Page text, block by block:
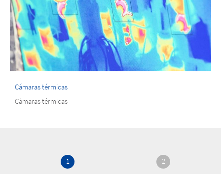
Cámaras térmicas
Cámaras térmicas
1 2